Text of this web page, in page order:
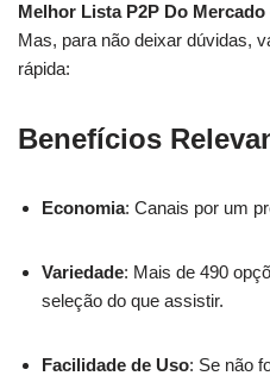
Melhor Lista P2P Do Mercado
Mas, para não deixar dúvidas,
rápida:
Benefícios
Economia: Canais por um
Variedade: Mais de 490
seleção do que assistir.
Facilidade de Uso: Se não